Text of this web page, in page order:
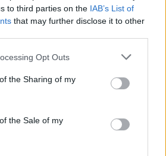
to third parties on the IAB’s List of
that may further disclose it to other
Opt Outs
the Sharing of my
the Sale of my